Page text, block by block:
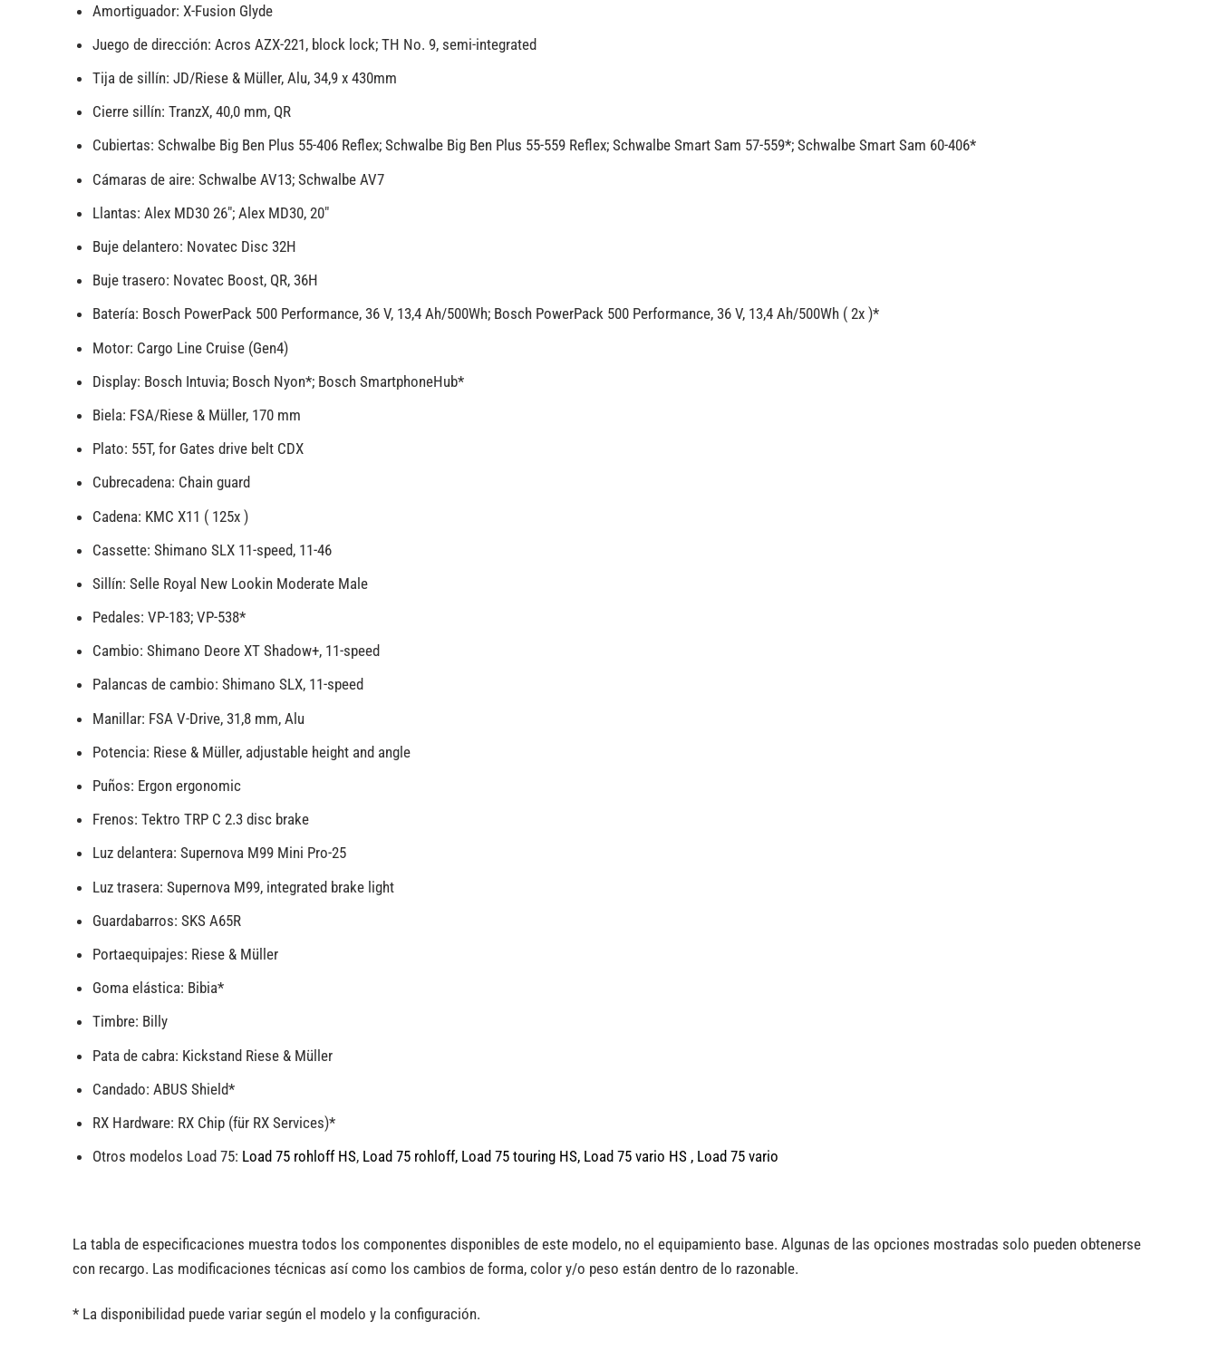
Amortiguador: X-Fusion Glyde
Juego de dirección: Acros AZX-221, block lock; TH No. 9, semi-integrated
Tija de sillín: JD/Riese & Müller, Alu, 34,9 x 430mm
Cierre sillín: TranzX, 40,0 mm, QR
Cubiertas: Schwalbe Big Ben Plus 55-406 Reflex; Schwalbe Big Ben Plus 55-559 Reflex; Schwalbe Smart Sam 57-559*; Schwalbe Smart Sam 60-406*
Cámaras de aire: Schwalbe AV13; Schwalbe AV7
Llantas: Alex MD30 26″; Alex MD30, 20″
Buje delantero: Novatec Disc 32H
Buje trasero: Novatec Boost, QR, 36H
Batería: Bosch PowerPack 500 Performance, 36 V, 13,4 Ah/500Wh; Bosch PowerPack 500 Performance, 36 V, 13,4 Ah/500Wh ( 2x )*
Motor: Cargo Line Cruise (Gen4)
Display: Bosch Intuvia; Bosch Nyon*; Bosch SmartphoneHub*
Biela: FSA/Riese & Müller, 170 mm
Plato: 55T, for Gates drive belt CDX
Cubrecadena: Chain guard
Cadena: KMC X11 ( 125x )
Cassette: Shimano SLX 11-speed, 11-46
Sillín: Selle Royal New Lookin Moderate Male
Pedales: VP-183; VP-538*
Cambio: Shimano Deore XT Shadow+, 11-speed
Palancas de cambio: Shimano SLX, 11-speed
Manillar: FSA V-Drive, 31,8 mm, Alu
Potencia: Riese & Müller, adjustable height and angle
Puños: Ergon ergonomic
Frenos: Tektro TRP C 2.3 disc brake
Luz delantera: Supernova M99 Mini Pro-25
Luz trasera: Supernova M99, integrated brake light
Guardabarros: SKS A65R
Portaequipajes: Riese & Müller
Goma elástica: Bibia*
Timbre: Billy
Pata de cabra: Kickstand Riese & Müller
Candado: ABUS Shield*
RX Hardware: RX Chip (für RX Services)*
Otros modelos Load 75: Load 75 rohloff HS, Load 75 rohloff, Load 75touring HS, Load 75vario HS , Load 75vario
La tabla de especificaciones muestra todos los componentes disponibles de este modelo, no el equipamiento base. Algunas de las opciones mostradas solo pueden obtenerse
con recargo. Las modificaciones técnicas así como los cambios de forma, color y/o peso están dentro de lo razonable.
* La disponibilidad puede variar según el modelo y la configuración.